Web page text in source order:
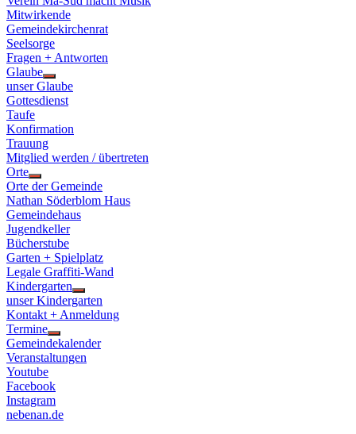
Mitwirkende
Gemeindekirchenrat
Seelsorge
Fragen + Antworten
Glaube
Show
sub
menu
unser Glaube
Gottesdienst
Taufe
Konfirmation
Trauung
Mitglied werden / übertreten
Orte
Show
sub
menu
Orte der Gemeinde
Nathan Söderblom Haus
Gemeindehaus
Jugendkeller
Bücherstube
Garten + Spielplatz
Legale Graffiti-Wand
Kindergarten
Show
sub
menu
unser Kindergarten
Kontakt + Anmeldung
Termine
Show
sub
menu
Gemeindekalender
Veranstaltungen
Youtube
Facebook
Instagram
nebenan.de